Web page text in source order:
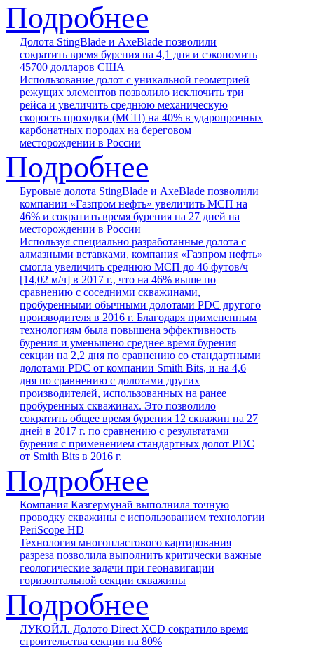
Подробнее
Долота StingBlade и AxeBlade позволили
сократить время бурения на 4,1 дня и сэкономить
45700 долларов США
Использование долот с уникальной геометрией
режущих элементов позволило исключить три
рейса и увеличить среднюю механическую
скорость проходки (МСП) на 40% в ударопрочных
карбонатных породах на береговом
месторождении в России
Подробнее
Буровые долота StingBlade и AxeBlade позволили
компании «Газпром нефть» увеличить МСП на
46% и сократить время бурения на 27 дней на
месторождении в России
Используя специально разработанные долота с
алмазными вставками, компания «Газпром нефть»
смогла увеличить среднюю МСП до 46 футов/ч
[14,02 м/ч] в 2017 г., что на 46% выше по
сравнению с соседними скважинами,
пробуренными обычными долотами PDC другого
производителя в 2016 г. Благодаря примененным
технологиям была повышена эффективность
бурения и уменьшено среднее время бурения
секции на 2,2 дня по сравнению со стандартными
долотами PDC от компании Smith Bits, и на 4,6
дня по сравнению с долотами других
производителей, использованных на ранее
пробуренных скважинах. Это позволило
сократить общее время бурения 12 скважин на 27
дней в 2017 г. по сравнению с результатами
бурения с применением стандартных долот PDC
от Smith Bits в 2016 г.
Подробнее
Компания Казгермунай выполнила точную
проводку скважины с использованием технологии
PeriScope HD
Технология многопластового картирования
разреза позволила выполнить критически важные
геологические задачи при геонавигации
горизонтальной секции скважины
Подробнее
ЛУКОЙЛ. Долото Direct XCD сократило время
строительства секции на 80%